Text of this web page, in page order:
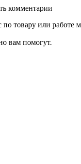
комментарии
товару или работе
вам помогут.